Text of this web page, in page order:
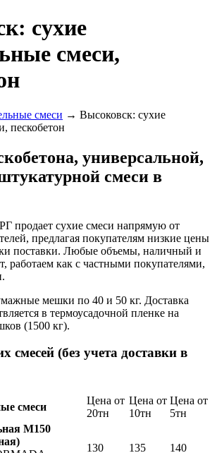
сухие
смеси,
смеси → Высоковск: сухие
пескобетон
универсальной,
смеси в
сухие смеси напрямую от
предлагая покупателям низкие цены
поставки. Любые объемы, наличный и
работаем как с частными покупателями,
мешки по 40 и 50 кг. Доставка
в термоусадочной пленке на
(1500 кг).
смесей (без учета доставки в
смеси
Цена от
20тн
Цена от
10тн
Цена от
5тн
М150
130 135 140